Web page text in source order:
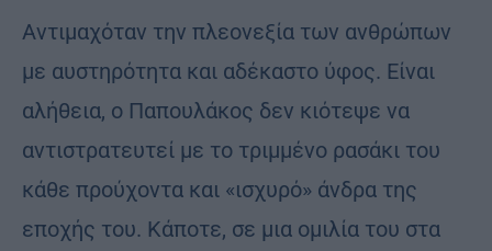
Αντιμαχόταν την πλεονεξία των ανθρώπων
με αυστηρότητα και αδέκαστο ύφος. Είναι
αλήθεια, ο Παπουλάκος δεν κιότεψε να
αντιστρατευτεί με το τριμμένο ρασάκι του
κάθε προύχοντα και «ισχυρό» άνδρα της
εποχής του. Κάποτε, σε μια ομιλία του στα